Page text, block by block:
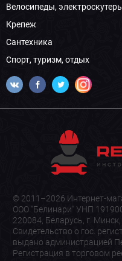
Велосипеды,
Крепеж
Сантехника
Спорт, туризм, отдых
© 2011–2026 Интернет-
ООО "Белинари" УНП
220084, Беларусь, г.
Свидетельство о гос.
выдано администрацией
Регистрация в торговом